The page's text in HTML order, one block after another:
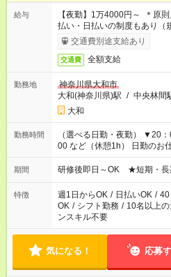
給与
【夜勤】1万4000円～ ＊原
払い・日払いの制度もあり（
交通費別途支給あり
交通費 全額支給
勤務地
神奈川県大和市
大和(神奈川県)駅 / 中央林間
大和
勤務時間
（選べる日勤・夜勤） ▼20
00 など（休憩1h） 日勤のお仕事もございます！お気軽にご相談
ください！
期間 研修後即日～OK ★短期・長
特徴 週1日からOK / 日払いOK / 40
OK / シフト勤務 / 10名以上
ンスキル不要
気になる！ 応募